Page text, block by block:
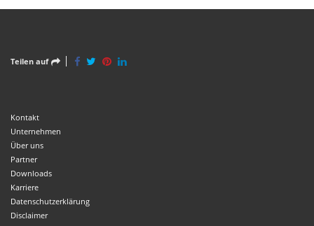
Teilen auf
Kontakt
Unternehmen
Über uns
Partner
Downloads
Karriere
Datenschutzerklärung
Disclaimer